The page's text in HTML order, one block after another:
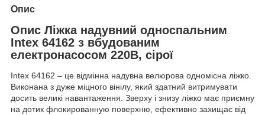
Опис
Опис Ліжка надувний односпальним
Intex 64162 з вбудованим
електронасосом 220В, сірої
Intex 64162 – це відмінна надувна велюрова одномісна ліжко.
Виконана з дуже міцного вінілу, який здатний витримувати
досить великі навантаження. Зверху і знизу ліжко має приємну
на дотик флокированную поверхню, ефективно захищає від